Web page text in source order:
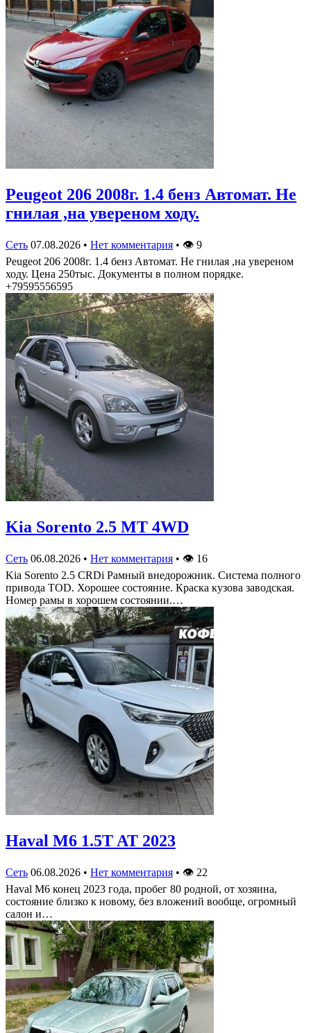
Peugeot 206 2008г. 1.4 бенз Автомат. Не
гнилая ,на увереном ходу.
Сеть 07.08.2026 • Нет комментария • 👁 9
Peugeot 206 2008г. 1.4 бенз Автомат. Не гнилая ,на увереном
ходу. Цена 250тыс. Документы в полном порядке.
+79595556595
Kia Sorento 2.5 MT 4WD
Сеть 06.08.2026 • Нет комментария • 👁 16
Kia Sorento 2.5 CRDi Рамный внедорожник. Система полного
привода TOD. Хорошее состояние. Краска кузова заводская.
Номер рамы в хорошем состоянии.…
Haval M6 1.5T AT 2023
Сеть 06.08.2026 • Нет комментария • 👁 22
Haval M6 конец 2023 года, пробег 80 родной, от хозяина,
состояние близко к новому, без вложений вообще, огромный
салон и…